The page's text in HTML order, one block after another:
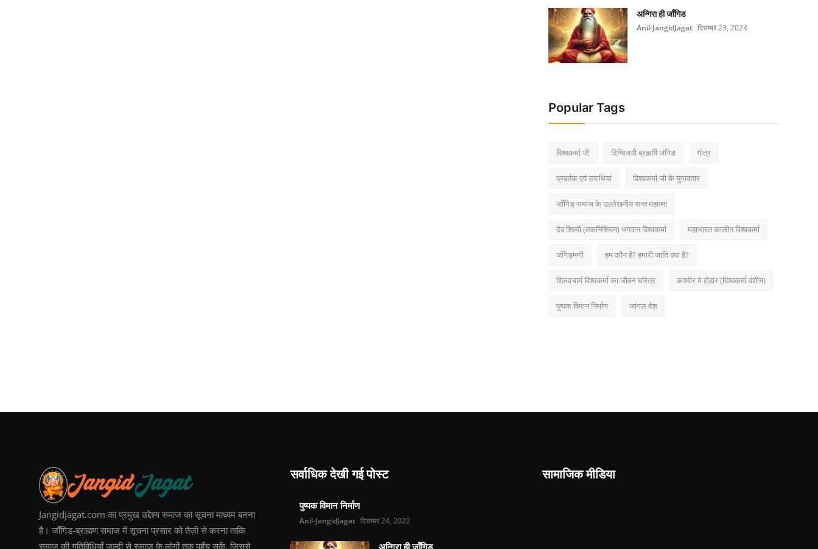
अन्गिरा ही जाँगिड
Anil-JangidJagat दिसम्बर 23, 2024
Popular Tags
विश्वकर्मा जी दिग्विजयी ब्रह्मर्षि जंगिड गोत्र
प्रवर्तक एवं उपाधियां विश्वकर्मा जी के युगावतार
जाँगिड समाज के उल्लेखनीय सन्त महात्मा
देव शिल्पी (तकनिशियन) भगवान विश्वकर्मा महाभारत कालीन विश्वकर्मा
जंगिड्मणी हम कौन है? हमारी जाति क्या है?
शिल्पाचार्य विश्वकर्मा का जीवन चरित्र कश्मीर मे होहार (विश्वकर्मा वंशीय)
पुष्पक विमान निर्माण जांगल देश
Jangidjagat.com का प्रमुख उद्देश्य समाज का सूचना माध्यम बनना
है। जाँगिड-ब्राह्मण समाज में सूचना प्रसार को तेज़ी से करना ताकि
समाज की गतिविधियाँ जल्दी से समाज के लोगों तक पहुँच सकें, जिससे
सर्वाधिक देखी गई पोस्ट
पुष्पक विमान निर्माण
Anil-JangidJagat दिसम्बर 24, 2022
सामाजिक मीडिया